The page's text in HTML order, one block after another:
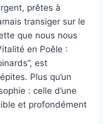
prêtes à
transiger sur le
que nous nous
en Poêle :
est
Plus qu’un
: celle d’une
et profondément